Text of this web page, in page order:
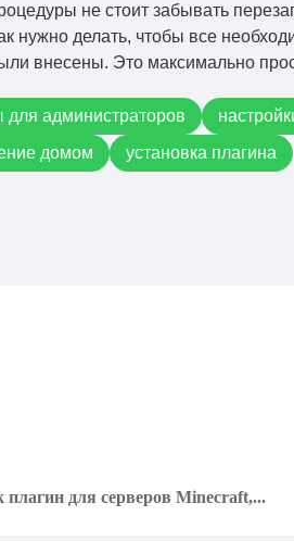
не стоит забывать
нужно делать, чтобы все
внесены. Это максимально
для администраторов
домом
установка плагина
для серверов Minecraft,...